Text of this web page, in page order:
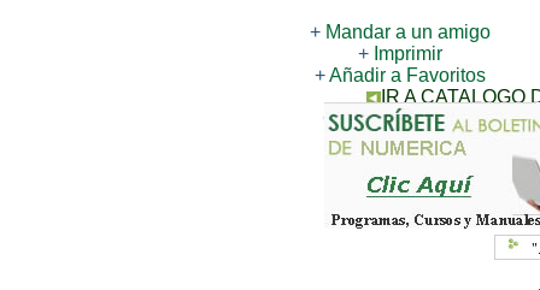
+ Mandar a un amigo
+ Imprimir
+Añadir a Favoritos
IR A CATALOGO
CONTACTANOS PARA